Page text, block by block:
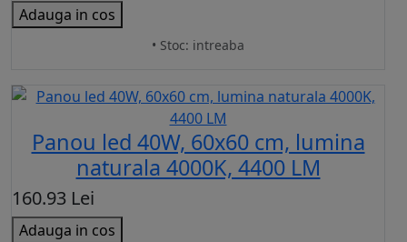
Adauga in cos
• Stoc: intreaba
Panou led 40W, 60x60 cm, lumina
naturala 4000K, 4400 LM
160.93 Lei
Adauga in cos